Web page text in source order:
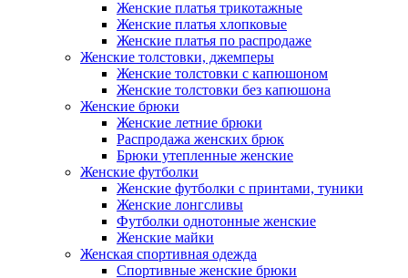
Женские платья трикотажные
Женские платья хлопковые
Женские платья по распродаже
Женские толстовки, джемперы
Женские толстовки с капюшоном
Женские толстовки без капюшона
Женские брюки
Женские летние брюки
Распродажа женских брюк
Брюки утепленные женские
Женские футболки
Женские футболки с принтами, туники
Женские лонгсливы
Футболки однотонные женские
Женские майки
Женская спортивная одежда
Спортивные женские брюки